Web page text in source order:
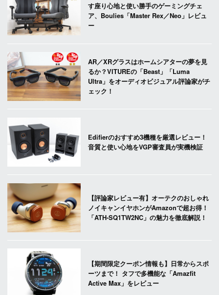
す座り心地と使い勝手のゲーミングチェ
ア、Boulies「Master Rex／Neo」レビュ
ー
AR／XRグラスはホームシアターの夢を見
るか？VITUREの「Beast」「Luma
Ultra」をオーディオビジュアル評論家がチ
ェック！
Edifierのおすすめ3機種を厳選レビュー！
音質と使い心地をVGP審査員が実機検証
【評論家レビュー有】オーテクのおしゃれ
ノイキャンイヤホンがAmazonで超お得！
「ATH-SQ1TW2NC」の魅力を徹底解説！
【期間限定クーポン情報も】日常からスポ
ーツまで！ タフで多機能な「Amazfit
Active Max」をレビュー